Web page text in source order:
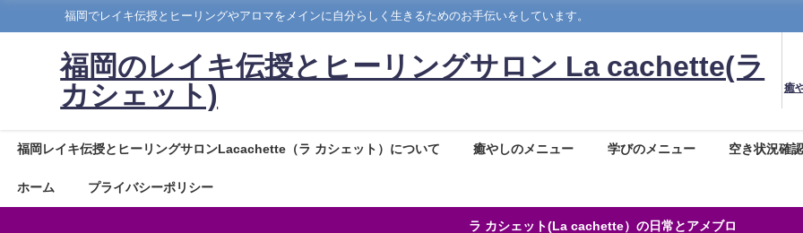
福岡でレイキ伝授とヒーリングやアロマをメインに自分らしく生きるためのお手伝いをしています。
福岡のレイキ伝授とヒーリングサロン La cachette(ラ
カシェット)
癒
福岡レイキ伝授とヒーリングサロンLacachette（ラ カシェット）について 癒やしのメニュー 学びのメニュー 空き状況確
ホーム プライバシーポリシー
ラ カシェット(La cachette）の日常とアメブロ